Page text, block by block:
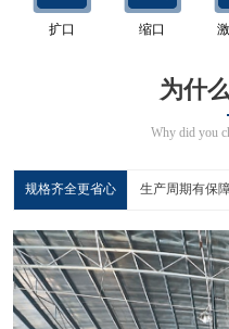
扩口 缩口
为什
Why did you
规格齐全更省心 生产周期有保